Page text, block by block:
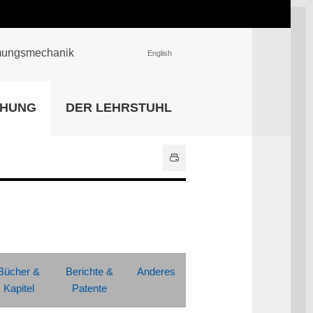
Universitätsbibliothek
English
DER LEHRSTUHL
&
Kapitel
Berichte &
Patente
Anderes